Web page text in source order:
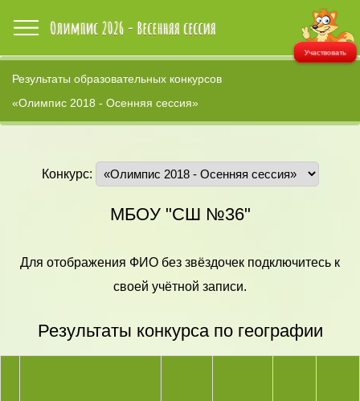
Участвовать
Результаты образовательных конкурсов
«Олимпис 2018 - Осенняя сессия»
Конкурс:
МБОУ "СШ №36"
Для отображения ФИО без звёздочек подключитесь к
своей учётной записи.
Результаты конкурса по географии